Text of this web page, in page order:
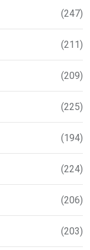
(247)
(211)
(209)
(225)
(194)
(224)
(206)
(203)